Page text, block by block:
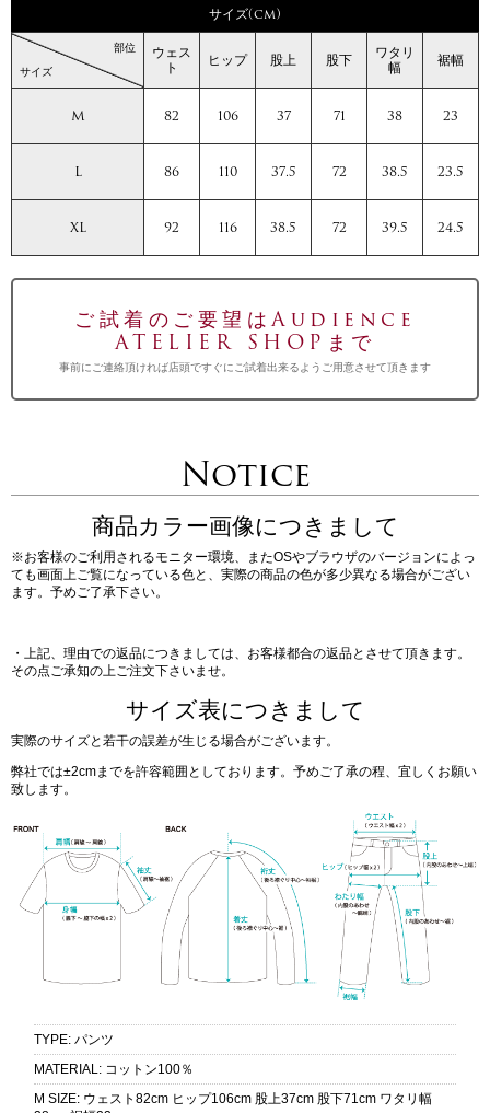
サイズ(cm)
サイズ
部位 ウェス
ト ヒップ 股上 股下 ワタリ
幅 裾幅
M 82 106 37 71 38 23
L 86 110 37.5 72 38.5 23.5
XL 92 116 38.5 72 39.5 24.5
ご試着のご要望はAudience
ATELIER SHOPまで
事前にご連絡頂ければ店頭ですぐにご試着出来るようご用意させて頂きます
Notice
商品カラー画像につきまして
※お客様のご利用されるモニター環境、またOSやブラウザのバージョンによっ
ても画面上ご覧になっている色と、実際の商品の色が多少異なる場合がござい
ます。予めご了承下さい。
・上記、理由での返品につきましては、お客様都合の返品とさせて頂きます。
その点ご承知の上ご注文下さいませ。
サイズ表につきまして
実際のサイズと若干の誤差が生じる場合がございます。
弊社では±2cmまでを許容範囲としております。予めご了承の程、宜しくお願い
致します。
TYPE: パンツ
MATERIAL: コットン100％
M SIZE: ウェスト82cm ヒップ106cm 股上37cm 股下71cm ワタリ幅